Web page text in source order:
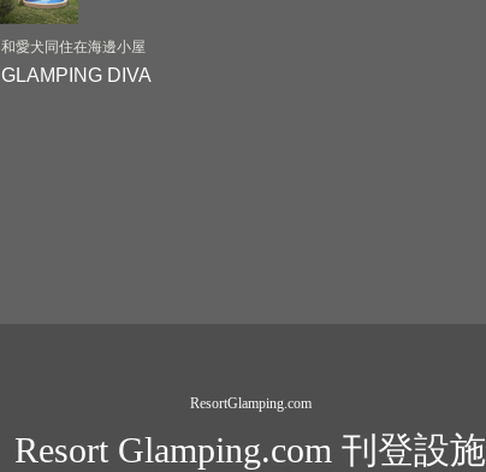
和愛犬同住在海邊小屋
GLAMPING DIVA
ResortGlamping.com
Resort Glamping.com 刊登設施